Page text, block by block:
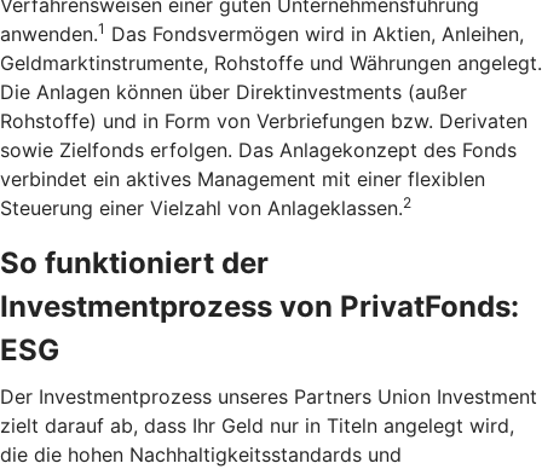
anwenden.1 Das Fondsvermögen wird in Aktien, Anleihen,
Geldmarktinstrumente, Rohstoffe und Währungen angelegt.
Die Anlagen können über Direktinvestments (außer
Rohstoffe) und in Form von Verbriefungen bzw. Derivaten
sowie Zielfonds erfolgen. Das Anlagekonzept des Fonds
verbindet ein aktives Management mit einer flexiblen
Steuerung einer Vielzahl von Anlageklassen.2
So funktioniert der
Investmentprozess von PrivatFonds:
ESG
Der Investmentprozess unseres Partners Union Investment
zielt darauf ab, dass Ihr Geld nur in Titeln angelegt wird,
die die hohen Nachhaltigkeitsstandards und